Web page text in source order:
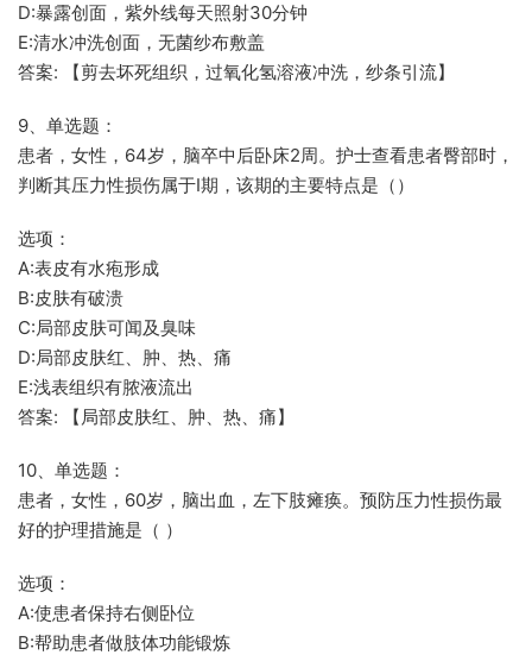
D:暴露创面，紫外线每天照射30分钟
E:清水冲洗创面，无菌纱布敷盖
答案: 【剪去坏死组织，过氧化氢溶液冲洗，纱条引流】
9、单选题：
患者，女性，64岁，脑卒中后卧床2周。护士查看患者臀部时，
判断其压力性损伤属于Ⅰ期，该期的主要特点是（）
选项：
A:表皮有水疱形成
B:皮肤有破溃
C:局部皮肤可闻及臭味
D:局部皮肤红、肿、热、痛
E:浅表组织有脓液流出
答案: 【局部皮肤红、肿、热、痛】
10、单选题：
患者，女性，60岁，脑出血，左下肢瘫痪。预防压力性损伤最
好的护理措施是（ ）
选项：
A:使患者保持右侧卧位
B:帮助患者做肢体功能锻炼